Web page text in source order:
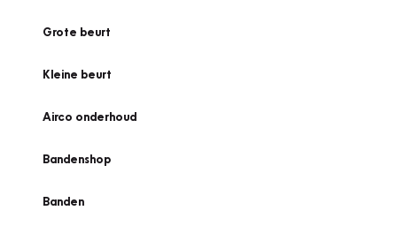
Grote beurt
Kleine beurt
Airco onderhoud
Bandenshop
Banden